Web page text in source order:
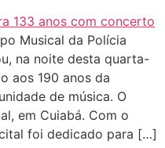
Musical da Polícia
na noite desta quarta-
aos 190 anos da
de música. O
em Cuiabá. Com o
foi dedicado para […]